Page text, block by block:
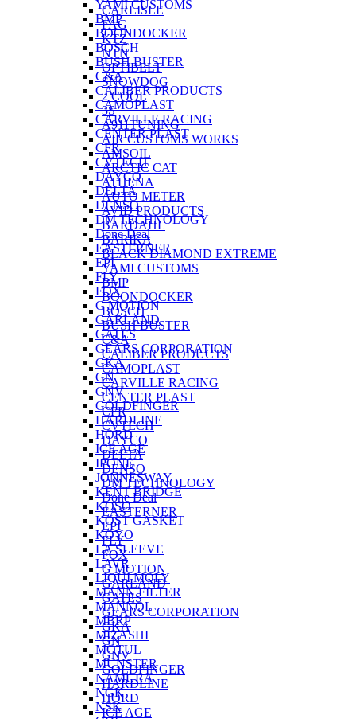
CARLISLE
FAG
KTZ
NTN
OPTIBELT
SNOWDOG
2 СOOL
3S
A911TUNING
AIR CUSTOMS WORKS
AMSOIL
ARCTIC CAT
ATHENA
AUTO METER
AVID PRODUCTS
BARDAHL
BARIKA
BLACK DIAMOND EXTREME
YAMI CUSTOMS
BMP
BOONDOCKER
BOSCH
BUSH BUSTER
C&A
CALIBER PRODUCTS
CAMOPLAST
CARVILLE RACING
CENTER PLAST
CFR
CVTECH
DAYCO
DELTA
DENSO
DM TECHNOLOGY
Done Deal
EASTERNER
EPI
FLY
FOX
G MOTION
GARLAND
GATES
GEARS CORPORATION
GKA
GN
GNV
GOLDFINGER
HARDLINE
HORD
ICE AGE
YAMI CUSTOMS
BMP
BOONDOCKER
BOSCH
BUSH BUSTER
C&A
CALIBER PRODUCTS
CAMOPLAST
CARVILLE RACING
CENTER PLAST
CFR
CVTECH
DAYCO
DELTA
DENSO
DM TECHNOLOGY
Done Deal
EASTERNER
EPI
FLY
FOX
G MOTION
GARLAND
GATES
GEARS CORPORATION
GKA
GN
GNV
GOLDFINGER
HARDLINE
HORD
ICE AGE
IPONE
JONNESWAY
KENT BRIDGE
KOSO
KOST GASKET
KOYO
LA SLEEVE
LAVR
LIQUI MOLY
MANN FILTER
MANNOL
MBRP
MIZASHI
MOTUL
MUNSTER
NAMURA
NGK
NSK